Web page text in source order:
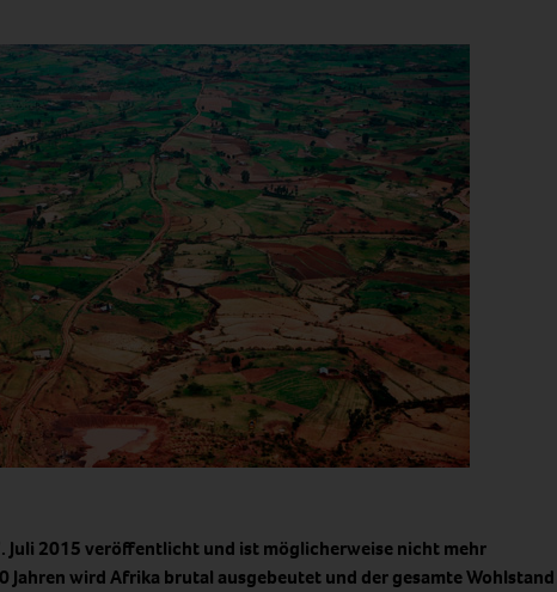
Juli 2015 veröffentlicht und ist möglicherweise nicht mehr
Jahren wird Afrika brutal ausgebeutet und der gesamte Wohlstand